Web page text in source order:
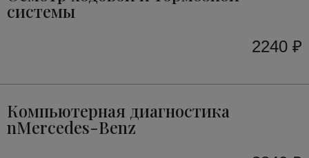
системы
2240 ₽
Компьютерная диагностика
nMercedes-Benz